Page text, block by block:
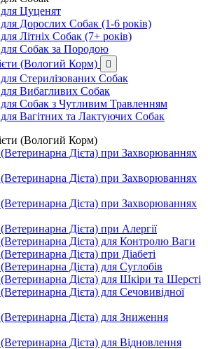
Цуценят
Дорослих Собак (1-6 років)
Літніх Собак (7+ років)
Собак за Породою
(Вологий Корм)

Стерилізованих Собак
Вибагливих Собак
Собак з Чутливим Травленням
Вагітних та Лактуючих Собак
(Вологий Корм)
Дієта) при Захворюваннях
Дієта) при Захворюваннях
Дієта) при Захворюваннях
Дієта) при Алергії
Дієта) для Контролю Ваги
Дієта) при Діабеті
Дієта) для Суглобів
Дієта) для Шкіри та Шерсті
Дієта) для Сечовивідної
Дієта) для Зниження
Дієта) для Відновлення